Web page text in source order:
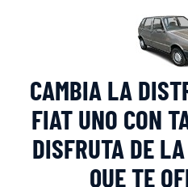
CAMBIA LA
FIAT UNO CON
DISFRUTA DE
QUE TE